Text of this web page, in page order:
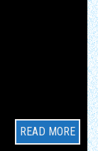
READ MORE